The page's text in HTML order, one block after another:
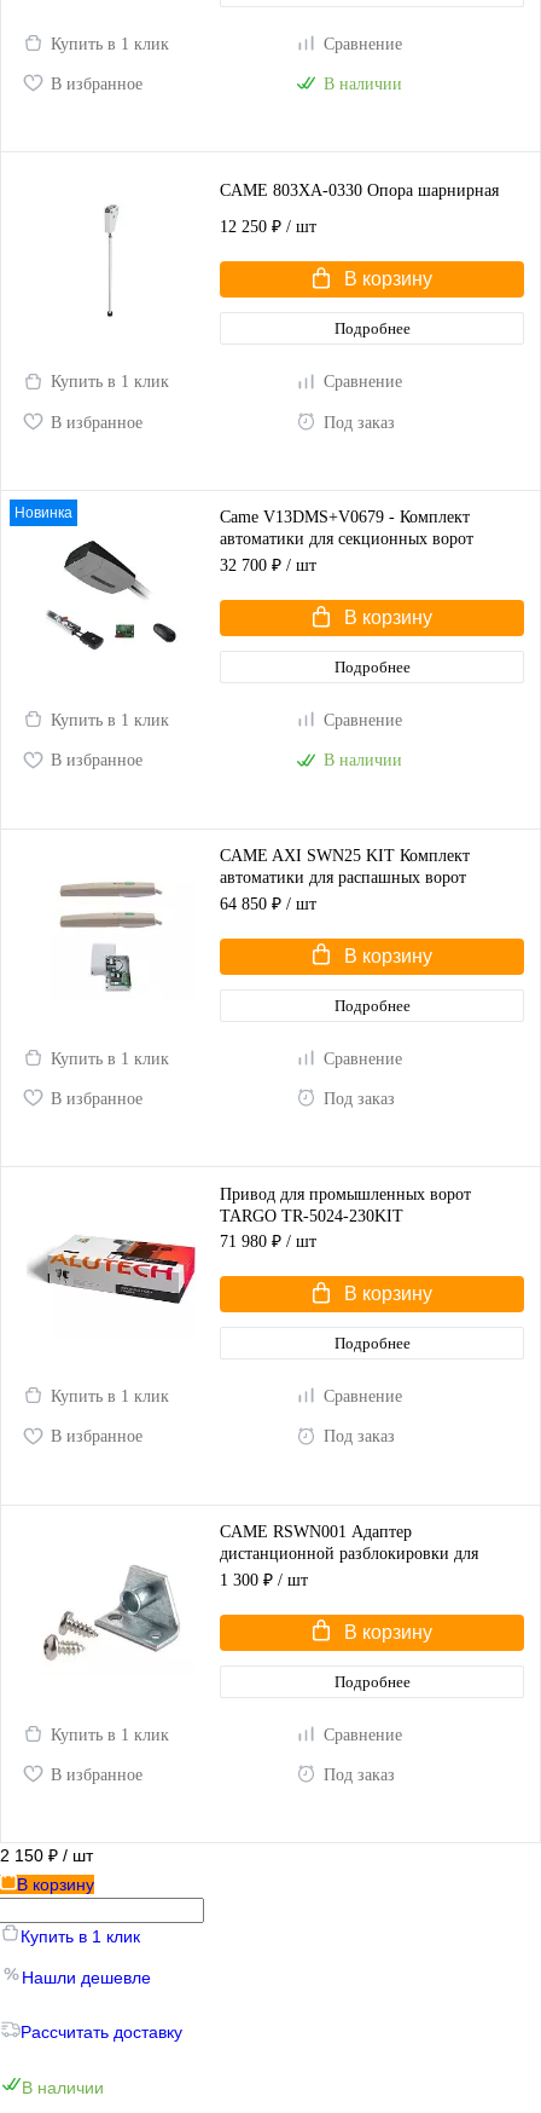
Купить в 1 клик Сравнение
В избранное В наличии
CAME 803XA-0330 Опора шарнирная
12 250 ₽ / шт
В корзину
Подробнее
Купить в 1 клик Сравнение
В избранное Под заказ
Новинка
Came V13DMS+V0679 - Комплект
автоматики для секционных ворот
высотой до 2,25 м
32 700 ₽ / шт
В корзину
Подробнее
Купить в 1 клик Сравнение
В избранное В наличии
CAME AXI SWN25 KIT Комплект
автоматики для распашных ворот
(корпус серый)
64 850 ₽ / шт
В корзину
Подробнее
Купить в 1 клик Сравнение
В избранное Под заказ
Привод для промышленных ворот
TARGO TR-5024-230KIT
71 980 ₽ / шт
В корзину
Подробнее
Купить в 1 клик Сравнение
В избранное Под заказ
CAME RSWN001 Адаптер
дистанционной разблокировки для
распашных ворот
1 300 ₽ / шт
В корзину
Подробнее
Купить в 1 клик Сравнение
В избранное Под заказ
2 150 ₽ / шт
В корзину
Купить в 1 клик
Нашли дешевле
Рассчитать доставку
В наличии